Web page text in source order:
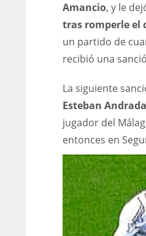
Amancio, y le
tras romperle el
un partido de
recibió una
La siguiente
Esteban Andrada
jugador del
entonces en